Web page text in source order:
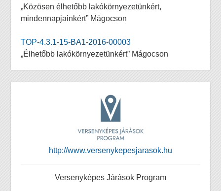
„Közösen élhetőbb lakókörnyezetünkért,
mindennapjainkért” Mágocson
TOP-4.3.1-15-BA1-2016-00003
„Élhetőbb lakókörnyezetünkért” Mágocson
http://www.versenykepesjarasok.hu
Versenyképes Járások Program